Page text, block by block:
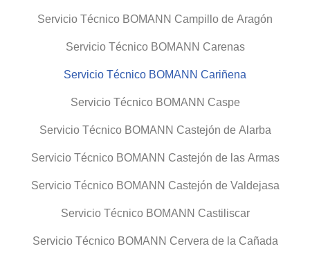
Servicio Técnico BOMANN Campillo de Aragón
Servicio Técnico BOMANN Carenas
Servicio Técnico BOMANN Cariñena
Servicio Técnico BOMANN Caspe
Servicio Técnico BOMANN Castejón de Alarba
Servicio Técnico BOMANN Castejón de las Armas
Servicio Técnico BOMANN Castejón de Valdejasa
Servicio Técnico BOMANN Castiliscar
Servicio Técnico BOMANN Cervera de la Cañada